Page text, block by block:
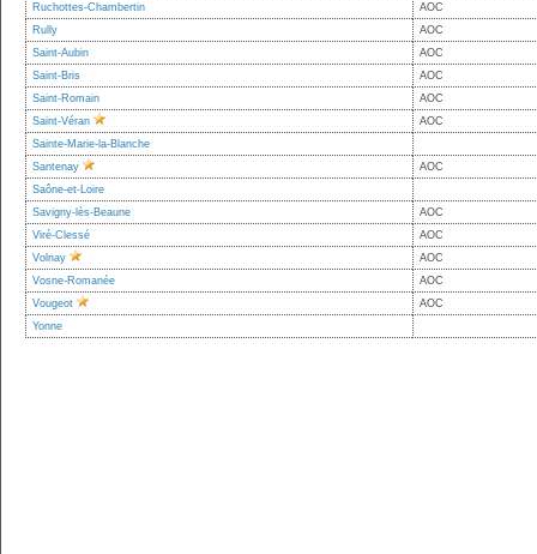
Ruchottes-Chambertin
AOC
Rully
AOC
Saint-Aubin
AOC
Saint-Bris
AOC
Saint-Romain
AOC
Saint-Véran
AOC
Sainte-Marie-la-Blanche
Santenay
AOC
Saône-et-Loire
Savigny-lès-Beaune
AOC
Viré-Clessé
AOC
Volnay
AOC
Vosne-Romanée
AOC
Vougeot
AOC
Yonne